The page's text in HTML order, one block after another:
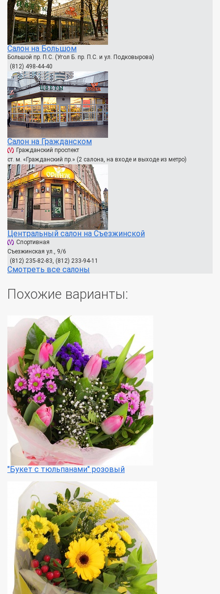
Салон на Большом
Большой пр. П.С. (Угол Б. пр. П.С. и ул. Подковырова)
(812) 498-44-40
Салон на Гражданском
Гражданский проспект
ст. м. «Гражданский пр.» (2 салона, на входе и выходе из метро)
Центральный салон на Съезжинской
Спортивная
Съезжинская ул., 9/6
(812) 235-82-83, (812) 233-94-11
Смотреть все салоны
Похожие варианты:
"Букет с тюльпанами" розовый